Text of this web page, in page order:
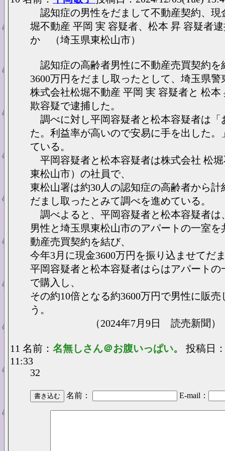
認知症の男性をだまして不動産契約、現
堀不動産 平岡 実 容疑者、松本 昇 容疑者
か （埼玉県東松山市）
認知症の高齢者男性に不動産売買契約を
3600万円をだまし取ったとして、埼玉県警
株式会社松堀不動産 平岡 実 容疑者と 松本
欺容疑で逮捕した。
調べに対し平岡容疑者と松本容疑者は「
た。利益率が高いので安易に手を出した。
ている。
平岡容疑者と松本容疑者は株式会社 松
東松山市）の社員で、
東松山署は約30人の認知症の高齢者から計
だまし取ったとみて調べを進めている。
調べよると、平岡容疑者と松本容疑者は
男性と埼玉県東松山市のアパートの一室を
動産売買契約を結び、
今年3月に現金3600万円を振り込ませてだ
平岡容疑者と松本容疑者はらはアパートの
で購入し、
その約10倍となる約3600万円で男性に販
う。
（2024年7月9日 読売新聞）
11 名前： 名無しさん＠お腹いっぱい。 投稿日
11:33
32
名前： E-mail：